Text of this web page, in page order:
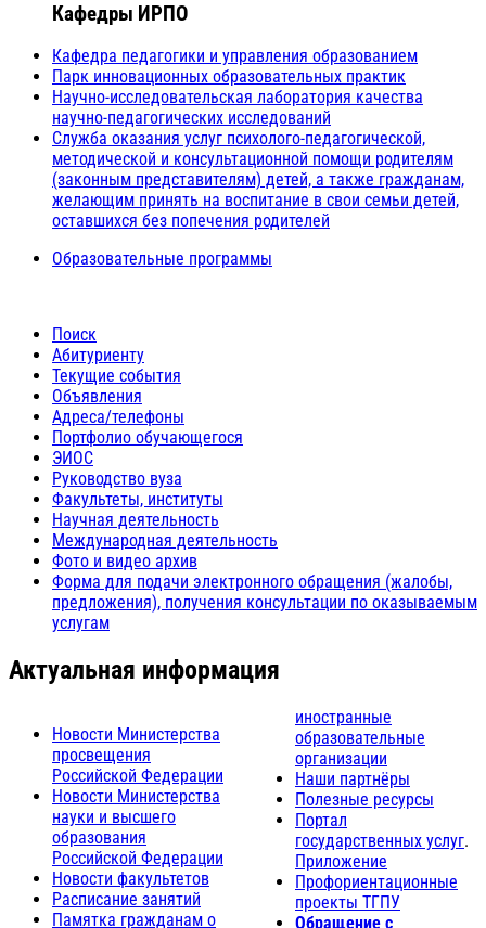
Кафедры ИРПО
Кафедра педагогики и управления образованием
Парк инновационных образовательных практик
Научно-исследовательская лаборатория качества
научно-педагогических исследований
Служба оказания услуг психолого-педагогической,
методической и консультационной помощи родителям
(законным представителям) детей, а также гражданам,
желающим принять на воспитание в свои семьи детей,
оставшихся без попечения родителей
Образовательные программы
Поиск
Абитуриенту
Текущие события
Объявления
Адреса/телефоны
Портфолио обучающегося
ЭИОС
Руководство вуза
Факультеты, институты
Научная деятельность
Международная деятельность
Фото и видео архив
Форма для подачи электронного обращения (жалобы,
предложения), получения консультации по оказываемым
услугам
Актуальная информация
Новости Министерства
просвещения
Российской Федерации
Новости Министерства
науки и высшего
образования
Российской Федерации
Новости факультетов
Расписание занятий
Памятка гражданам о
иностранные
образовательные
организации
Наши партнёры
Полезные ресурсы
Портал
государственных услуг.
Приложение
Профориентационные
проекты ТГПУ
Обращение с